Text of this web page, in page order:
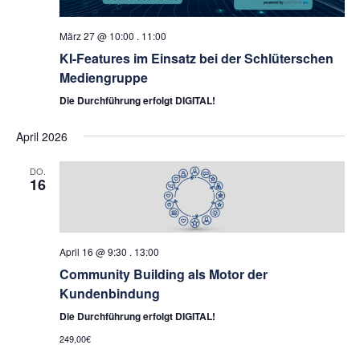
März 27 @ 10:00 . 11:00
KI-Features im Einsatz bei der Schlüterschen
Mediengruppe
Die Durchführung erfolgt DIGITAL!
April 2026
DO.
16
April 16 @ 9:30 . 13:00
Community Building als Motor der
Kundenbindung
Die Durchführung erfolgt DIGITAL!
249,00€